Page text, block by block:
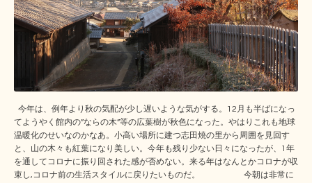
今年は、例年より秋の気配が少し遅いような気がする。12月も半ばになっ
てようやく館内の”ならの木”等の広葉樹が秋色になった。やはりこれも地球
温暖化のせいなのかなあ。小高い場所に建つ志田焼の里から周囲を見回す
と、山の木々も紅葉になり美しい。今年も残り少ない日々になったが、1年
を通してコロナに振り回された感が否めない。来る年はなんとかコロナが収
束し,コロナ前の生活スタイルに戻りたいものだ。 今朝は非常に